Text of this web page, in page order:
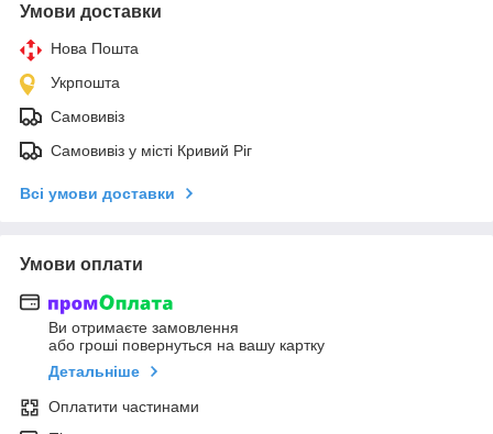
Умови доставки
Нова Пошта
Укрпошта
Самовивіз
Самовивіз у місті Кривий Ріг
Всі умови доставки
Умови оплати
Ви отримаєте замовлення
або гроші повернуться на вашу картку
Детальніше
Оплатити частинами